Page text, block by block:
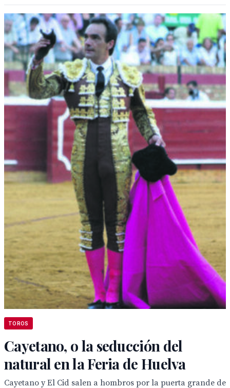
TOROS
Cayetano, o la seducción del
natural en la Feria de Huelva
Cayetano y El Cid salen a hombros por la puerta grande de